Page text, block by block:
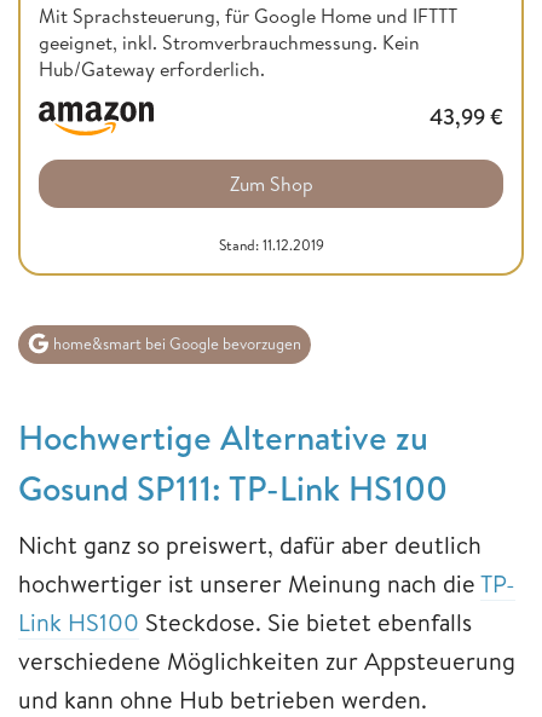
Mit Sprachsteuerung, für Google Home und IFTTT
geeignet, inkl. Stromverbrauchmessung. Kein
Hub/Gateway erforderlich.
43,99€
Zum Shop
Stand: 11.12.2019
home&smart bei Google bevorzugen
Hochwertige Alternative zu
Gosund SP111: TP-Link HS100
Nicht ganz so preiswert, dafür aber deutlich
hochwertiger ist unserer Meinung nach dieTP-
Link HS100 Steckdose. Sie bietet ebenfalls
verschiedene Möglichkeiten zur Appsteuerung
und kann ohne Hub betrieben werden.